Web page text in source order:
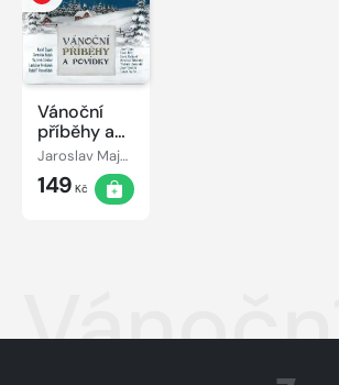
Vánoční
příběhy a
povídky
Jaroslav Major
149 Kč